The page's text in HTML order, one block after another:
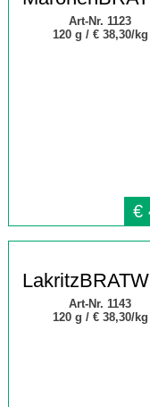
Art-Nr. 1123
120 g / € 38,30/kg
€
Art-Nr. 1143
120 g / € 38,30/kg